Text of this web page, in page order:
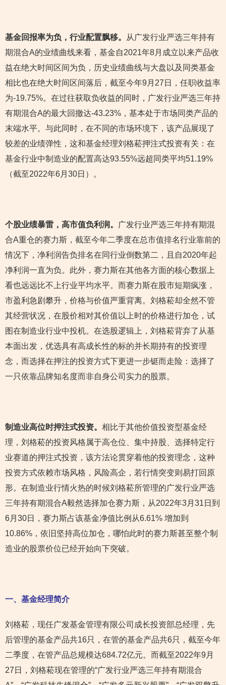
基金回报率为负，行业配置飘移。
从广发行业严选三年持有
期混合A的业绩曲线来看，基金自2021年8月成立以来产品收
益在绝大时间区间为负，历史业绩曲线与大盘以及同类基金
相比也在绝大时间区间落后，截至今年9月27日，任职收益率
为-19.75%。在过往获取负收益的同时，广发行业严选三年持
有期混合A的最大回撤达-43.23%，基本处于市场同类产品的
末端水平。与此同时，在不同的市场环境下，该产品展现了
较差的业绩弹性，这和基金经理刘格菘押注式投资有关：在
基金行业中制造业的配置高达93.55%远超同类平均51.19%
（截至2022年6月30日）。
个股业绩暴雷，高市值负利润。
广发行业严选三年持有期混
合A重仓的赛力斯，截至今年二季度在总市值排名行业靠前的
情况下，净利润告负排名在同行业倒数第二，且自2020年起
净利润一直为负。此外，赛力斯在其他各方面的核心数据上
看也远远比不上行业平均水平。而赛力斯在股市短期疯涨，
市盈利急剧攀升，价格与价值严重背离。刘格菘却全然不管
其经营状况，在股价相对其价值以上时的价格进行加仓，试
图在制造业行业中投机。在选股逻辑上，刘格菘背弃了从基
本面出发，优选具有高成长性的标的并长期持有的投资理
念，而选择在押注的投资方式下更进一步铤而走险：选择了
一只依靠品牌知名度而非自身公司实力的股票。
制造业高位时押注式投资。 相比于其他价值投资型基金经
理，刘格菘的投资风格属于高仓位、集中持股、选择特定行
业赛道的押注式投资，该方法论贯穿着他的投资理念，这种
投资方式依赖市场风格，风险高企，若行情突变则易打回原
形。在制造业行情火热的时候刘格菘所管理的广发行业严选
三年持有期混合A毅然选择加仓赛力斯，从2022年3月31日到
6月30日，赛力斯占该基金净值比例从6.61% 增加到
10.86%，依旧坚持高位加仓，哪怕此时的赛力斯甚至整个制
造业的股票价位已经开始向下突破。
一、基金经理简介
刘格菘，现任广发基金管理有限公司成长投资部总经理，先
后管理的基金产品共16只，在管的基金产品共6只，截至今年
二季度，在管产品总规模达684.72亿元。而截至2022年9月
27日，刘格菘现在管理的“广发行业严选三年持有期混合